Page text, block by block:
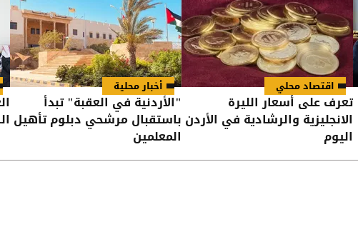
اقتصاد محلي
تعرف على أسعار الليرة
الانجليزية والرشادية في الأردن
اليوم
أخبار محلية
"الأردنية في العقبة" تبدأ
باستقبال مرشحي دبلوم تأهيل
المعلمين